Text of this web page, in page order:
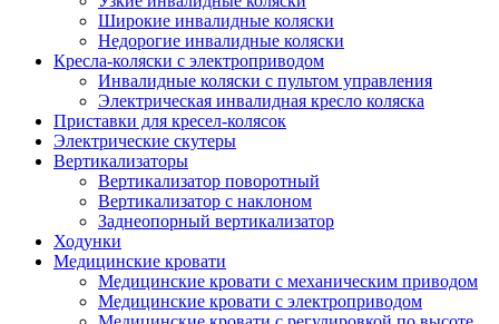
Широкие инвалидные коляски
Недорогие инвалидные коляски
Кресла-коляски с электроприводом
Инвалидные коляски с пультом управления
Электрическая инвалидная кресло коляска
Приставки для кресел-колясок
Электрические скутеры
Вертикализаторы
Вертикализатор поворотный
Вертикализатор с наклоном
Заднеопорный вертикализатор
Ходунки
Медицинские кровати
Медицинские кровати с механическим приводом
Медицинские кровати с электроприводом